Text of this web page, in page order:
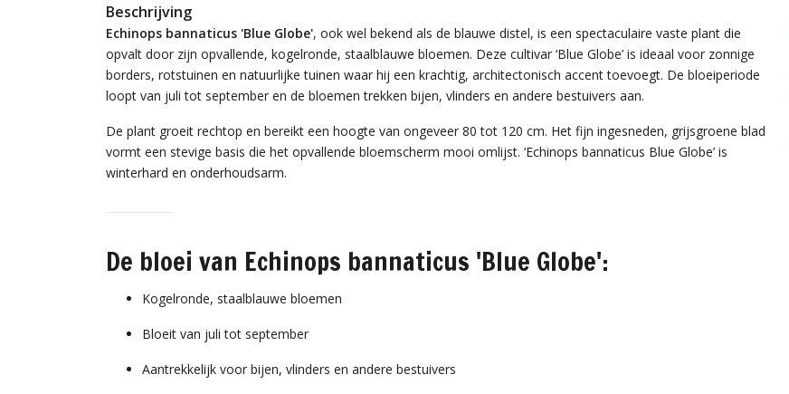
Beschrijving
Echinops bannaticus 'Blue Globe', ook wel bekend als de blauwe distel, is een spectaculaire vaste plant die
opvalt door zijn opvallende, kogelronde, staalblauwe bloemen. Deze cultivar ‘Blue Globe’ is ideaal voor zonnige
borders, rotstuinen en natuurlijke tuinen waar hij een krachtig, architectonisch accent toevoegt. De bloeiperiode
loopt van juli tot september en de bloemen trekken bijen, vlinders en andere bestuivers aan.
De plant groeit rechtop en bereikt een hoogte van ongeveer 80 tot 120 cm. Het fijn ingesneden, grijsgroene blad
vormt een stevige basis die het opvallende bloemscherm mooi omlijst. ‘Echinops bannaticus Blue Globe’ is
winterhard en onderhoudsarm.
De bloei van Echinops bannaticus 'Blue Globe':
Kogelronde, staalblauwe bloemen
Bloeit van juli tot september
Aantrekkelijk voor bijen, vlinders en andere bestuivers